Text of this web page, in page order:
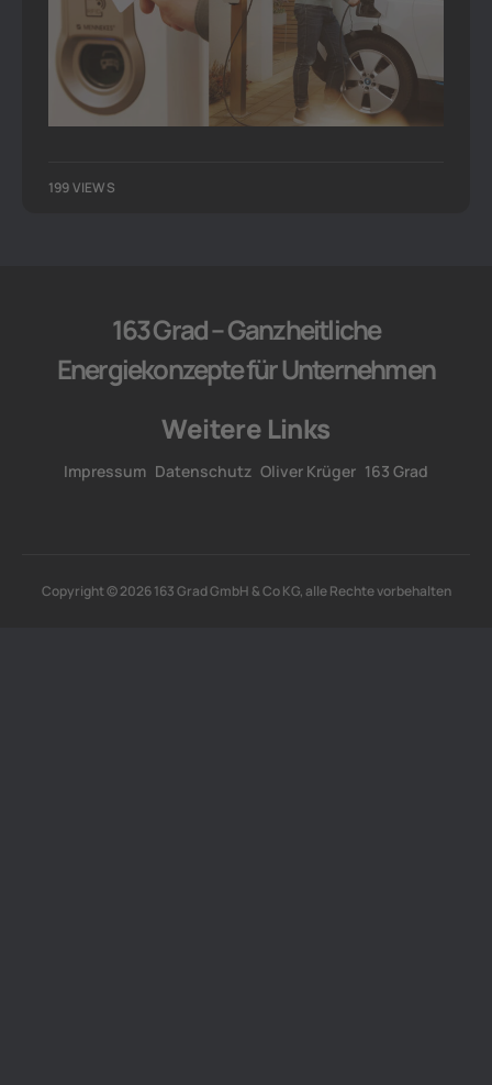
199 VIEWS
163 Grad – Ganzheitliche
Energiekonzepte für Unternehmen
Weitere Links
Impressum Datenschutz Oliver Krüger 163 Grad
Copyright © 2026 163 Grad GmbH & Co KG, alle Rechte vorbehalten